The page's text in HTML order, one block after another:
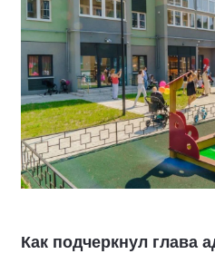
Как подчеркнул глава